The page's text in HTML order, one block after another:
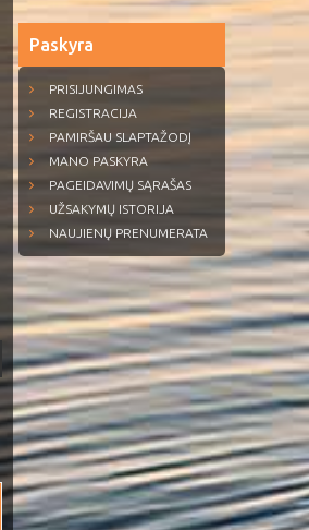
Paskyra
PRISIJUNGIMAS
REGISTRACIJA
PAMIRŠAU SLAPTAŽODĮ
MANO PASKYRA
PAGEIDAVIMŲ SĄRAŠAS
UŽSAKYMŲ ISTORIJA
NAUJIENŲ PRENUMERATA